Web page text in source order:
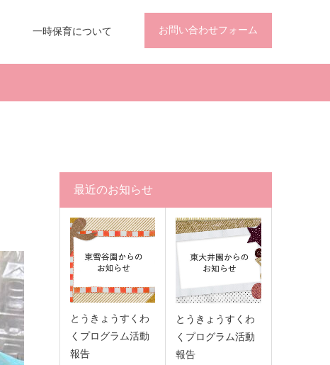
お問い合わせフォーム
一時保育について
最近のお知らせ
とうきょうすくわ
くプログラム活動
報告
とうきょうすくわ
くプログラム活動
報告